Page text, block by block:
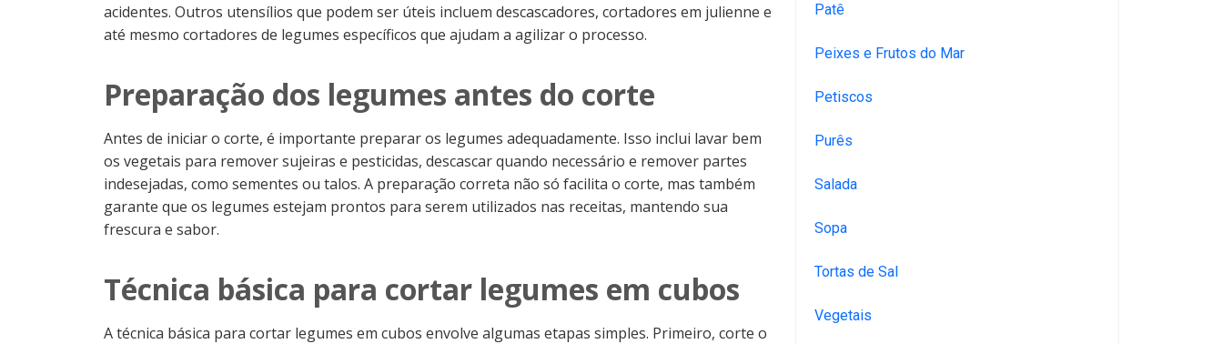
acidentes. Outros utensílios que podem ser úteis incluem descascadores, cortadores em julienne e
até mesmo cortadores de legumes específicos que ajudam a agilizar o processo.
Preparação dos legumes antes do corte
Antes de iniciar o corte, é importante preparar os legumes adequadamente. Isso inclui lavar bem
os vegetais para remover sujeiras e pesticidas, descascar quando necessário e remover partes
indesejadas, como sementes ou talos. A preparação correta não só facilita o corte, mas também
garante que os legumes estejam prontos para serem utilizados nas receitas, mantendo sua
frescura e sabor.
Técnica básica para cortar legumes em cubos
A técnica básica para cortar legumes em cubos envolve algumas etapas simples. Primeiro, corte o
Patê
Peixes e Frutos do Mar
Petiscos
Purês
Salada
Sopa
Tortas de Sal
Vegetais